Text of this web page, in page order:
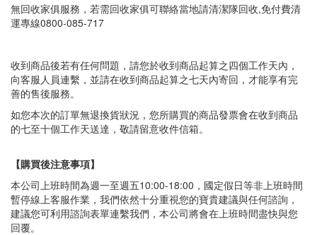
無回收家俱服務，若需回收家俱可聯絡當地請清潔隊回收,免付費清
運專線0800-085-717
收到商品後若有任何問題，請您於收到商品起算之四個工作天內，
向客服人員連繫，並請在收到商品起算之七天內寄回，才能享有完
善的售後服務。
如您本次的訂單無退換貨狀況，您所購買的商品發票會在收到商品
的七至十個工作天送達，敬請留意收件信箱。
【購買後注意事項】
本公司上班時間為週一至週五10:00-18:00，國定假日等非上班時間
暫停線上客服作業，我們依然十分重視您的寶貴建議與任何諮詢，
建議您可利用諮詢表單連繫我們，本公司將會在上班時間盡快與您
回覆。